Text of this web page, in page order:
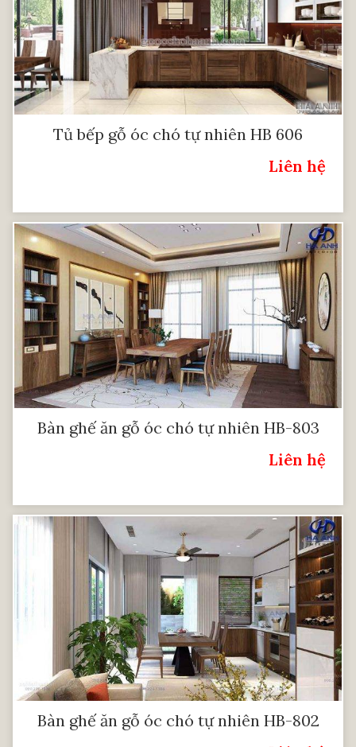
Tủ bếp gỗ óc chó tự nhiên HB 606
Liên hệ
Bàn ghế ăn gỗ óc chó tự nhiên HB-803
Liên hệ
Bàn ghế ăn gỗ óc chó tự nhiên HB-802